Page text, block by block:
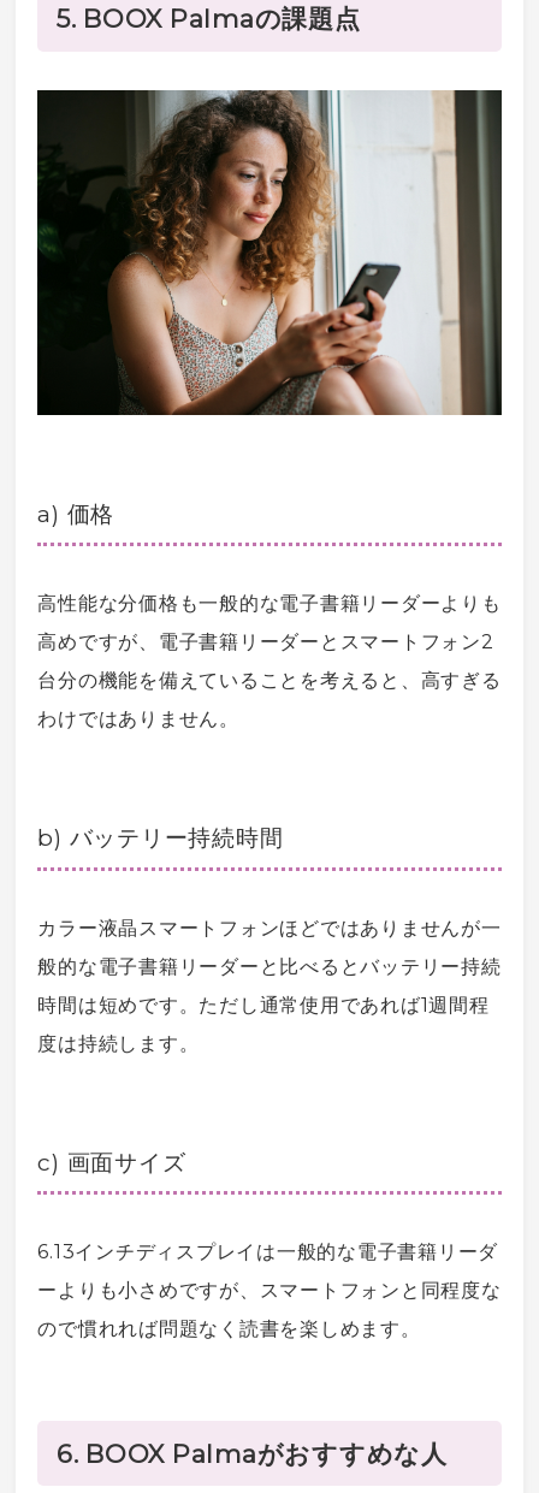
5. BOOX Palmaの課題点
a) 価格
高性能な分価格も一般的な電子書籍リーダーよりも
高めですが、 電子書籍 リーダーと スマートフォン2
台分の機能を備えていることを考えると、高すぎる
わけではありません。
b) バッテリー持続時間
カラー液晶 スマートフォンほどではありませんが一
般的な電子書籍 リーダーと比べるとバッテリー持続
時間は短めです。ただし通常使用であれば1週間程
度は持続します。
c) 画面サイズ
6.13インチディスプレイは一般的な電子書籍 リーダ
ーよりも小さめですが、 スマートフォン と同程度な
ので慣れれば問題なく読書を楽しめます。
6. BOOX Palmaがおすすめな人